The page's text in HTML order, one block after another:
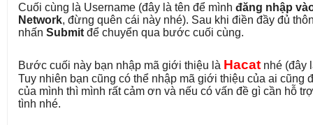
Cuối cùng là Username (đây là tên để mình đăng nhập
Network, đừng quên cái này nhé). Sau khi điền đầy đủ
nhấn Submit để chuyển qua bước cuối cùng.
Bước cuối này bạn nhập mã giới thiệu là Hacat nhé (đây
Tuy nhiên bạn cũng có thể nhập mã giới thiệu của ai cũng
của mình thì mình rất cảm ơn và nếu có vấn đề gì cần hỗ
tình nhé.